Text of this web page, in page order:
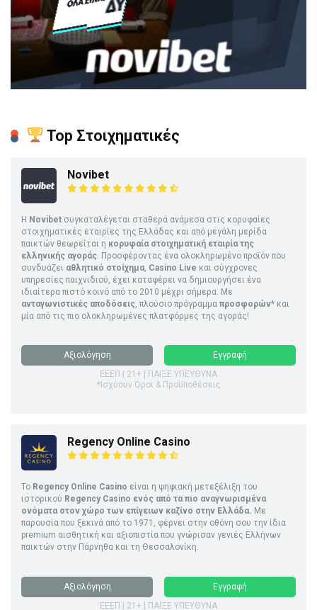
Top Στοιχηματικές
Novibet
Η Novibet συγκαταλέγεται σταθερά ανάμεσα στις κορυφαίες
στοιχηματικές εταιρίες της Ελλάδας και από μεγάλη μερίδα
παικτών θεωρείται η κορυφαία στοιχηματική εταιρία της
ελληνικής αγοράς . Προσφέροντας ένα ολοκληρωμένο προϊόν που
συνδυάζει αθλητικό στοίχημα Casino Live και σύγχρονες
υπηρεσίες παιχνιδιού, έχει καταφέρει να δημιουργήσει ένα
ιδιαίτερα πιστό κοινό από το 2010 μέχρι σήμερα. Με
ανταγωνιστικές αποδόσεις , πλούσιο πρόγραμμα προσφορών* και
μία από τις πιο ολοκληρωμένες πλατφόρμες της αγοράς!
Αξιολόγηση
Εγγραφή
ΕΕΕΠ | 21+ | ΠΑΙΞΕ ΥΠΕΥΘΥΝΑ
*Ισχύουν Όροι & Προϋποθέσεις
Regency Online Casino
Το Regency Online Casino είναι η ψηφιακή μετεξέλιξη του
ιστορικού Regency Casino ενός από τα πιο αναγνωρισμένα
ονόματα στον χώρο των επίγειων καζίνο στην Ελλάδα. Με
παρουσία που ξεκινά από το 1971, φέρνει στην οθόνη σου την ίδια
premium αισθητική και αξιοπιστία που γνώρισαν γενιές Ελλήνων
παικτών στην Πάρνηθα και τη Θεσσαλονίκη.
Αξιολόγηση
Εγγραφή
ΕΕΕΠ | 21+ | ΠΑΙΞΕ ΥΠΕΥΘΥΝΑ